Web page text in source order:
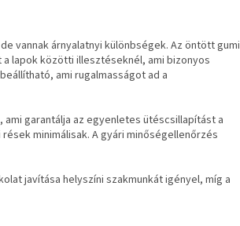
vannak árnyalatnyi különbségek. Az öntött gumi
lapok közötti illesztéseknél, ami bizonyos
ami rugalmasságot ad a
garantálja az egyenletes ütéscsillapítást a
minimálisak. A gyári minőségellenőrzés
javítása helyszíni szakmunkát igényel, míg a